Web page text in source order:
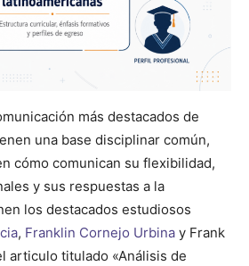
más destacados de
una base disciplinar común,
cómo comunican su flexibilidad,
y sus respuestas a la
los destacados estudiosos
, Franklin Cornejo Urbina y Frank
articulo titulado «Análisis de